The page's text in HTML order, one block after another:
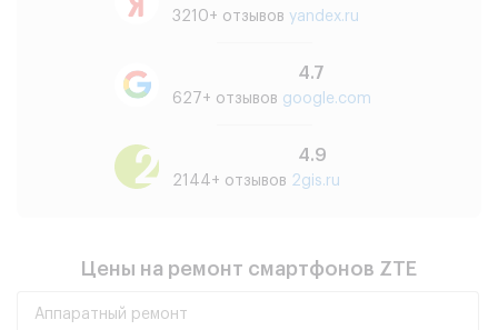
3210+ отзывов yandex.ru
4.7
627+ отзывов google.com
4.9
2144+ отзывов 2gis.ru
Цены на ремонт смартфонов ZTE
Аппаратный ремонт